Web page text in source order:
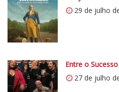
29 de julho
Entre o
27 de julho